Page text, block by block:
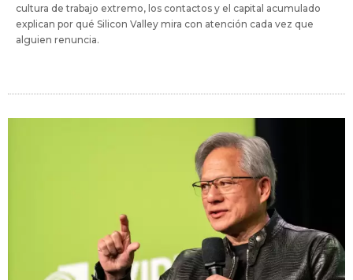
cultura de trabajo extremo, los contactos y el capital acumulado
explican por qué Silicon Valley mira con atención cada vez que
alguien renuncia.